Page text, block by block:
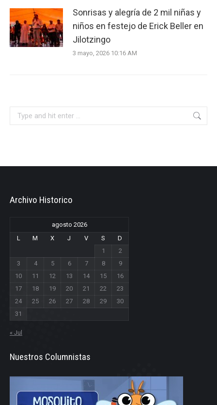
Sonrisas y alegría de 2 mil niñas y
niños en festejo de Erick Beller en
Jilotzingo
3 mayo, 2026 10:16 AM
Archivo Historico
agosto 2026
L
M X J V S
D
1
2
3
4 5 6 7 8
9
10
11 12 13 14 15
16
17
18 19 20 21 22
23
24
25 26 27 28 29
30
31
« Jul
Nuestros Columnistas